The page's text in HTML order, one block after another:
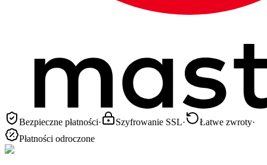
Bezpieczne płatności· Szyfrowanie SSL· Łatwe zwroty·
Płatności odroczone